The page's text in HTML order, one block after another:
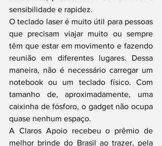
sensibilidade e rapidez.
O teclado laser é muito útil para pessoas
que precisam viajar muito ou sempre
têm que estar em movimento e fazendo
reunião em diferentes lugares. Dessa
maneira, não é necessário carregar um
notebook ou um teclado físico. Com
tamanho de, aproximadamente, uma
caixinha de fósforo, o gadget não ocupa
quase nenhum espaço.
A Claros Apoio recebeu o prêmio de
melhor brinde do Brasil ao trazer, pela